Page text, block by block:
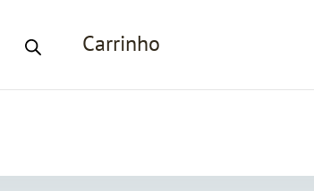
Carrinho